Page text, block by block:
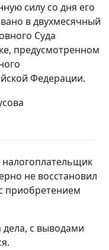
силу со дня его
в двухмесячный
Суда
предусмотренном
Федерации.
не восстановил
приобретением
дела, с выводами